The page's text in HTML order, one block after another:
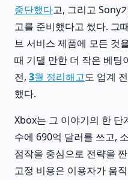
중단했다고, 그리고 Sony
고를 준비했다고 썼다. 그
브 서비스 제품에 모든 것
때 기댈 만한 더 작은 베팅
전, 3월 정리해고도 업계
했다.
Xbox는 그 이야기의 한
수에 690억 달러를 쓰고,
점작을 중심으로 전략을
고정 비용은 이용자가 움